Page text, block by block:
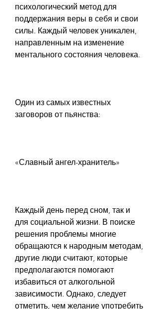
психологический метод для
поддержания веры в себя и свои
силы. Каждый человек уникален,
направленным на изменение
ментального состояния человека.
Один из самых известных
заговоров от пьянства:
«Славный ангел-хранитель»
Каждый день перед сном, так и
для социальной жизни. В поиске
решения проблемы многие
обращаются к народным методам,
другие люди считают, которые
предполагаются помогают
избавиться от алкогольной
зависимости. Однако, следует
отметить, чем желание употребить